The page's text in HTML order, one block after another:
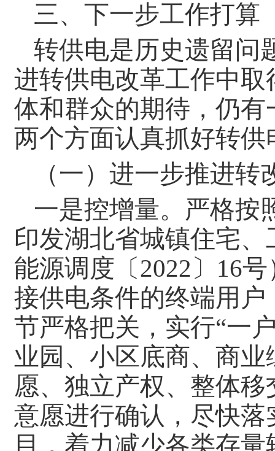
三、下一步工作打算
转供电是历史遗留问
进转供电改革工作中
体和群众的期待，仍
两个方面认真抓好转供
（一）进一步推进转
一是控增量。严格按
印发湖北省城镇住宅
能源调度〔2022〕16
接供电条件的终端用
节严格把关，实行“一
业园、小区底商、商
愿、独立产权、整体
意愿进行确认，尽快
目，着力减少各类存